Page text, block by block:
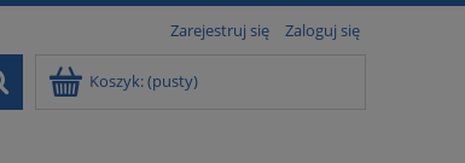
Zarejestruj się Zaloguj się
Koszyk:(pusty)